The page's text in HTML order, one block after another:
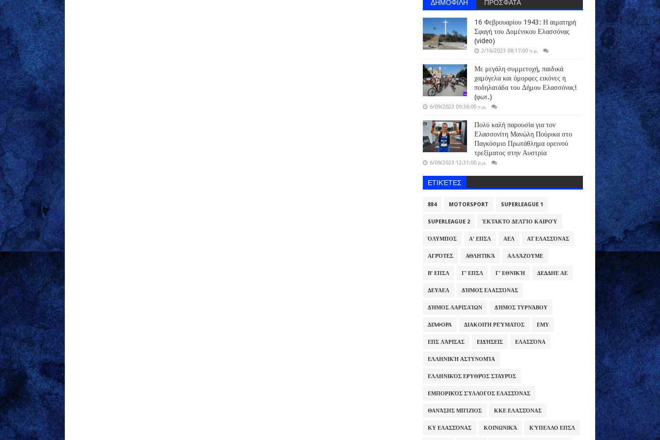
16 Φεβρουαρίου 1943: Η αιματηρή
Σφαγή του Δομένικου Ελασσόνας
(video)
2/16/2023 08:17:00 π.μ.
Με μεγάλη συμμετοχή, παιδικά
χαμόγελα και όμορφες εικόνες η
ποδηλατάδα του Δήμου Ελασσόνας!
(φωτ.)
6/09/2023 09:36:00 π.μ.
Πολύ καλή παρουσία για τον
Ελασσονίτη Μανώλη Πούρικα στο
Παγκόσμιο Πρωτάθλημα ορεινού
τρεξίματος στην Αυστρία
6/09/2023 12:31:00 μ.μ.
ΕΤΙΚΈΤΕΣ
884 MOTORSPORT SUPERLEAGUE 1
SUPERLEAGUE 2 ΈΚΤΑΚΤΟ ΔΕΛΤΊΟ ΚΑΙΡΟΎ
ΌΛΥΜΠΟΣ Α' ΕΠΣΛ ΑΕΛ ΑΤ ΕΛΑΣΣΌΝΑΣ
ΑΓΡΌΤΕΣ ΑΘΛΗΤΙΚΆ ΑΛΛΆΖΟΥΜΕ
Β' ΕΠΣΛ Γ' ΕΠΣΛ Γ' ΕΘΝΙΚΉ ΔΕΔΔΗΕ ΑΕ
ΔΕΥΑΕΛ ΔΉΜΟΣ ΕΛΑΣΣΌΝΑΣ
ΔΉΜΟΣ ΛΑΡΙΣΑΊΩΝ ΔΉΜΟΣ ΤΥΡΝΆΒΟΥ
ΔΙΆΦΟΡΑ ΔΙΑΚΟΠΉ ΡΕΎΜΑΤΟΣ ΕΜΥ
ΕΠΣ ΛΆΡΙΣΑΣ ΕΙΔΉΣΕΙΣ ΕΛΑΣΣΌΝΑ
ΕΛΛΗΝΙΚΉ ΑΣΤΥΝΟΜΊΑ
ΕΛΛΗΝΙΚΌΣ ΕΡΥΘΡΌΣ ΣΤΑΥΡΌΣ
ΕΜΠΟΡΙΚΌΣ ΣΎΛΛΟΓΟΣ ΕΛΑΣΣΌΝΑΣ
ΘΑΝΆΣΗΣ ΜΠΊΖΙΟΣ ΚΚΕ ΕΛΑΣΣΌΝΑΣ
ΚΥ ΕΛΑΣΣΌΝΑΣ ΚΟΙΝΩΝΙΚΆ ΚΎΠΕΛΛΟ ΕΠΣΛ